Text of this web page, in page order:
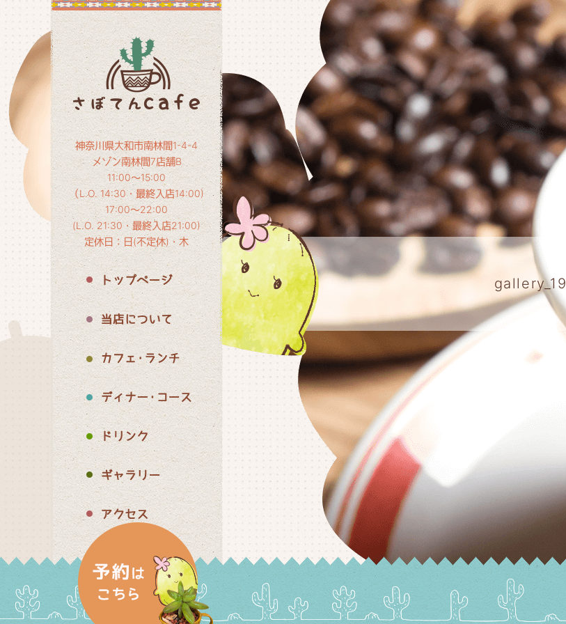
神奈川県大和市南林間1-4-4
メゾン南林間7店舗B
11:00～15:00
（L.O. 14:30・最終入店14:00)
17:00～22:00
(L.O. 21:30・最終入店21:00)
定休日：日(不定休)・木
gallery_19